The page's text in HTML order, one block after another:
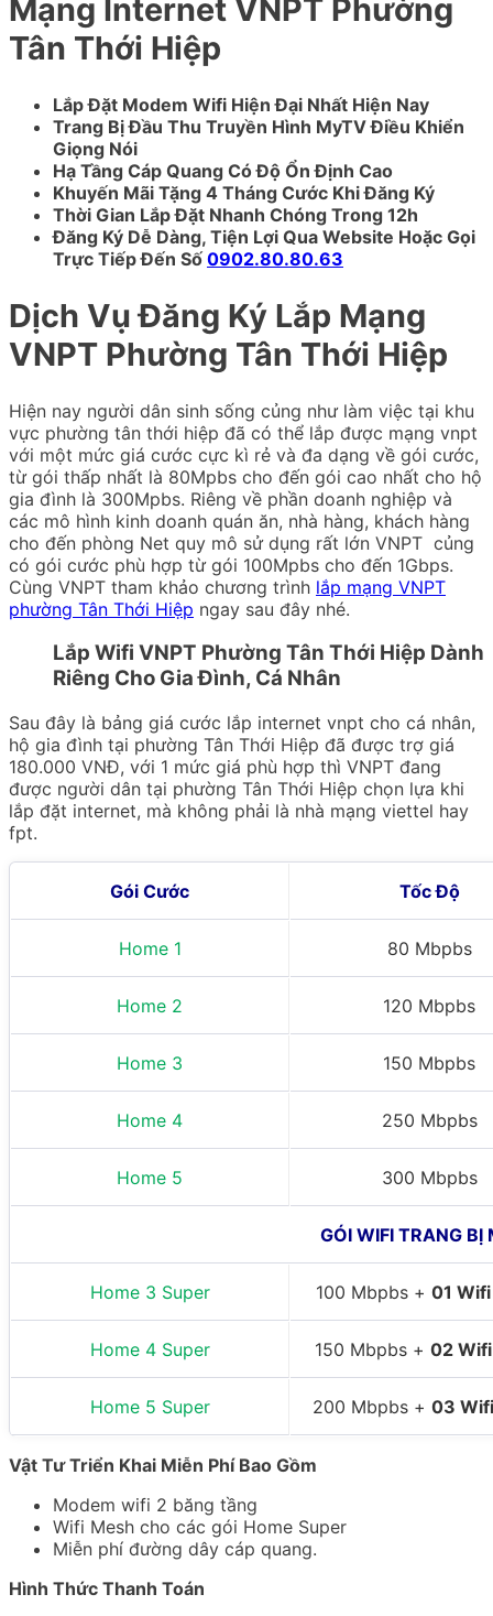
Mạng Internet VNPT Phường
Tân Thới Hiệp
Lắp Đặt Modem Wifi Hiện Đại Nhất Hiện Nay
Trang Bị Đầu Thu Truyền Hình MyTV Điều Khiển
Giọng Nói
Hạ Tầng Cáp Quang Có Độ Ổn Định Cao
Khuyến Mãi Tặng 4 Tháng Cước Khi Đăng Ký
Thời Gian Lắp Đặt Nhanh Chóng Trong 12h
Đăng Ký Dễ Dàng, Tiện Lợi Qua Website Hoặc Gọi
Trực Tiếp Đến Số 0902.80.80.63
Dịch Vụ Đăng Ký Lắp Mạng
VNPT Phường Tân Thới Hiệp
Hiện nay người dân sinh sống củng như làm việc tại khu
vực phường tân thới hiệp đã có thể lắp được mạng vnpt
với một mức giá cước cực kì rẻ và đa dạng về gói cước,
từ gói thấp nhất là 80Mpbs cho đến gói cao nhất cho hộ
gia đình là 300Mpbs. Riêng về phần doanh nghiệp và
các mô hình kinh doanh quán ăn, nhà hàng, khách hàng
cho đến phòng Net quy mô sử dụng rất lớn VNPT củng
có gói cước phù hợp từ gói 100Mpbs cho đến 1Gbps.
Cùng VNPT tham khảo chương trình lắp mạng VNPT
phường Tân Thới Hiệp ngay sau đây nhé.
Lắp Wifi VNPT Phường Tân Thới Hiệp Dành
Riêng Cho Gia Đình, Cá Nhân
Sau đây là bảng giá cước lắp internet vnpt cho cá nhân,
hộ gia đình tại phường Tân Thới Hiệp đã được trợ giá
180.000 VNĐ, với 1 mức giá phù hợp thì VNPT đang
được người dân tại phường Tân Thới Hiệp chọn lựa khi
lắp đặt internet, mà không phải là nhà mạng viettel hay
fpt.
Gói Cước Tốc Độ
Home 1 80 Mbpbs
Home 2 120 Mbpbs
Home 3 150 Mbpbs
Home 4 250 Mbpbs
Home 5 300 Mbpbs
GÓI WIFI TRANG BỊ
Home 3 Super 100 Mbpbs + 01
Home 4 Super 150 Mbpbs + 02
Home 5 Super 200 Mbpbs + 03
Vật Tư Triển Khai Miễn Phí Bao Gồm
Modem wifi 2 băng tầng
Wifi Mesh cho các gói Home Super
Miễn phí đường dây cáp quang.
Hình Thức Thanh Toán